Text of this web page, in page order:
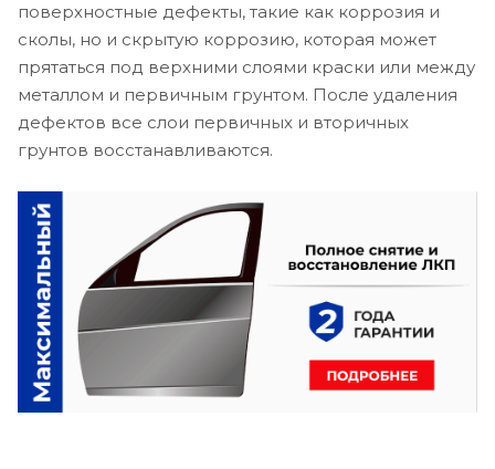
поверхностные дефекты, такие как коррозия и
сколы, но и скрытую коррозию, которая может
прятаться под верхними слоями краски или между
металлом и первичным грунтом. После удаления
дефектов все слои первичных и вторичных
грунтов восстанавливаются.